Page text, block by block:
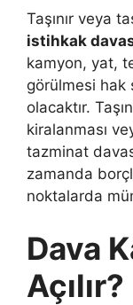
Taşınır veya
istihkak
kamyon, yat,
görülmesi hak
olacaktır.
kiralanması
tazminat
zamanda
noktalarda
Dava
Açılır?